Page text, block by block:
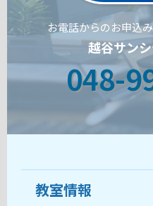
お電話からのお申込
越谷サン
048-
教室情報